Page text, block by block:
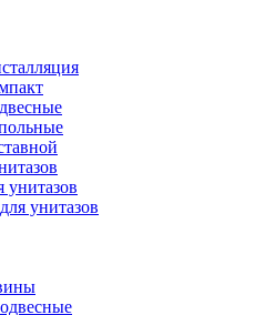
унитазов
унитазов